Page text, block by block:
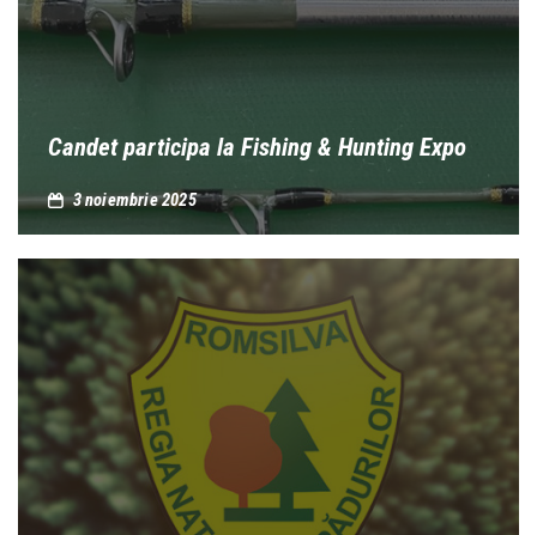
Candet participa la Fishing & Hunting Expo
3 noiembrie 2025